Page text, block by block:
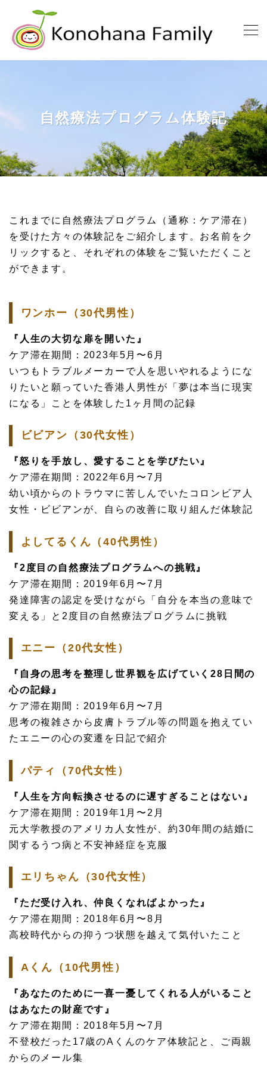
自然療法プログラム体験記
これまでに自然療法プログラム（通称：ケア滞在）
を受けた方々の体験記をご紹介します。お名前をク
リックすると、それぞれの体験をご覧いただくこと
ができます。
ワンホー（30代男性）
『人生の大切な扉を開いた』
ケア滞在期間：2023年5月〜6月
いつもトラブルメーカーで人を思いやれるようにな
りたいと願っていた香港人男性が「夢は本当に現実
になる」ことを体験した1ヶ月間の記録
ビビアン（30代女性）
『怒りを手放し、愛することを学びたい』
ケア滞在期間：2022年6月〜7月
幼い頃からのトラウマに苦しんでいたコロンビア人
女性・ビビアンが、自らの改善に取り組んだ体験記
よしてるくん（40代男性）
『2度目の自然療法プログラムへの挑戦』
ケア滞在期間：2019年6月〜7月
発達障害の認定を受けながら「自分を本当の意味で
変える」と2度目の自然療法プログラムに挑戦
エニー（20代女性）
『自身の思考を整理し世界観を広げていく28日間の
心の記録』
ケア滞在期間：2019年6月〜7月
思考の複雑さから皮膚トラブル等の問題を抱えてい
たエニーの心の変遷を日記で紹介
パティ（70代女性）
『人生を方向転換させるのに遅すぎることはない』
ケア滞在期間：2019年1月〜2月
元大学教授のアメリカ人女性が、約30年間の結婚に
関するうつ病と不安神経症を克服
エリちゃん（30代女性）
『ただ受け入れ、仲良くなればよかった』
ケア滞在期間：2018年6月〜8月
高校時代からの抑うつ状態を越えて気付いたこと
Aくん（10代男性）
『あなたのために一喜一憂してくれる人がいること
はあなたの財産です』
ケア滞在期間：2018年5月〜7月
不登校だった17歳のAくんのケア体験記と、ご両親
からのメール集